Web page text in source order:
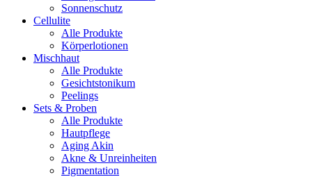
Sonnenschutz
Cellulite
Alle Produkte
Körperlotionen
Mischhaut
Alle Produkte
Gesichtstonikum
Peelings
Sets & Proben
Alle Produkte
Hautpflege
Aging Akin
Akne & Unreinheiten
Pigmentation